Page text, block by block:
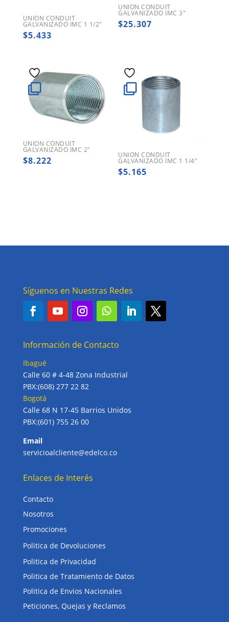
UNION CONDUIT
GALVANIZADO IMC 1 1/2″
$5.433
UNION CONDUIT
GALVANIZADO IMC 3″
$25.307
UNION CONDUIT
GALVANIZADO IMC 2″
$8.222
UNION CONDUIT
GALVANIZADO IMC 1 1/4″
$5.165
Síguenos en Nuestras Redes
Información de Contacto
Ibagué
Calle 60 # 4-48 Zona Industrial
PBX:(608) 277 22 82
Bogotá
Calle 68 N 17-45 Barrios Unidos
PBX:(601) 755 26 00
Email
servicioalcliente@edelco.co
Enlaces de Interés
Contacto
Nosotros
Promociones
Politica de Devoluciones
Politica de Privacidad
Politica de Tratamiento de Datos
Politica de Envios Nacionales
Peticiones, Quejas y Reclamos